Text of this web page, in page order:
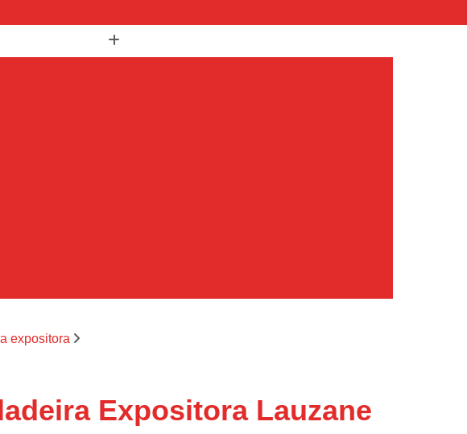
Tecnica Ar Condicionado Portatil
Tecnica Ar Condicionado Portatil Philco
Tecnica Ar Condicionado Tipo Portatil
expositora
Expositora Lauzane